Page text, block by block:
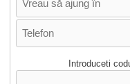
Introduceti